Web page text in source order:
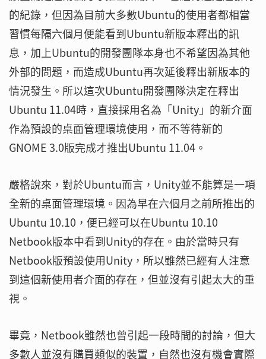
的紀錄，但因為目前大多數Ubuntu的使用者都相當
習慣每隔六個月便能看到Ubuntu新版本釋出的訊
息，加上Ubuntu的開發團隊本身也不希望因為其他
外部的問題，而造成Ubuntu再次延後釋出新版本的
情況發生。所以這次Ubuntu開發團隊決定在釋出
Ubuntu 11.04時，直接採用名為「Unity」的新介面
作為預設的桌面管理環境使用，而不等待新的
GNOME 3.0版完成才推出Ubuntu 11.04。
嚴格說來，對於Ubuntu而言，Unity並不能算是一項
全新的桌面管理環境。因為早在六個月之前所推出的
Ubuntu 10.10，便已經可以在Ubuntu 10.10
Netbook版本中看到Unity的存在。由於當時只有
Netbook版預設使用Unity，所以雖然已經有人注意
到這個新使用者介面的存在，但並沒有引起太大的重
視。
畢竟，Netbook雖然也曾引起一段時間的討論，但大
多數人並沒有購買類似的裝置，自然也沒有機會實際